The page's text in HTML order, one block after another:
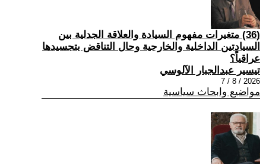
(36) متغيرات مفهوم السيادة والعلاقة الجدلية بين
السيادتين الداخلية والخارجية وحال التناقض بتجسيدها
عراقياً؟
تيسير عبدالجبار الآلوسي
2026 / 8 / 7
مواضيع وابحاث سياسية